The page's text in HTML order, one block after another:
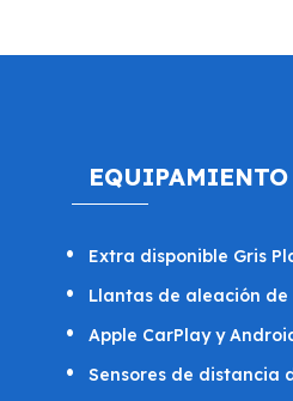
Extra disponible Gris
Llantas de aleación de
Apple CarPlay y
Sensores de distancia